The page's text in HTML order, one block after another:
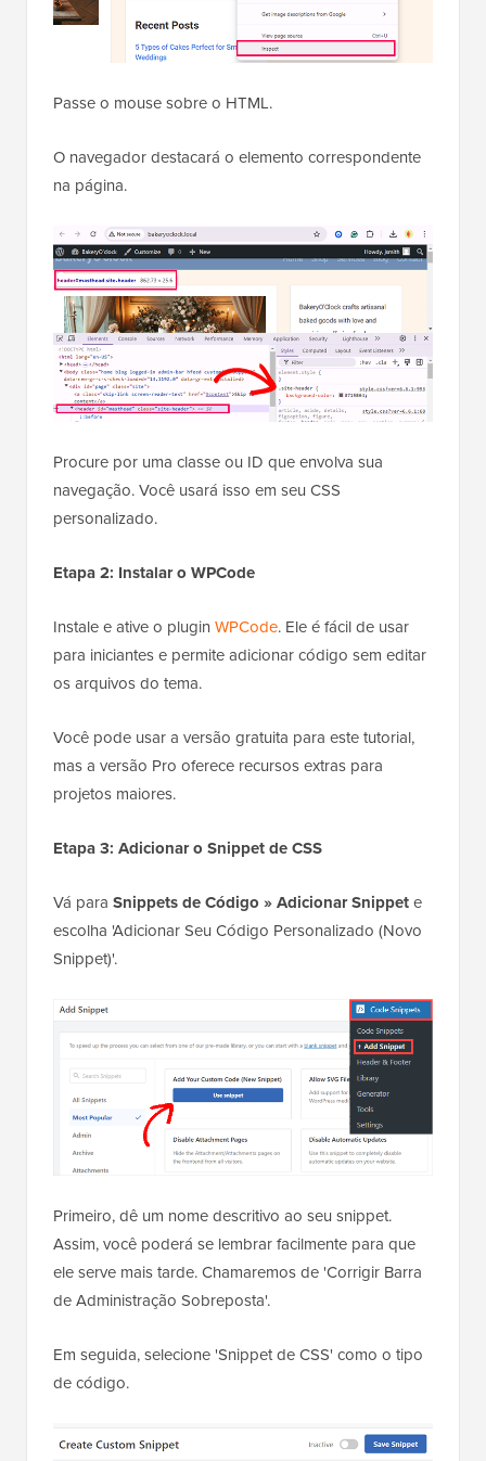
Passe o mouse sobre o HTML.
O navegador destacará o elemento correspondente
na página.
Procure por uma classe ou ID que envolva sua
navegação. Você usará isso em seu CSS
personalizado.
Etapa 2: Instalar o WPCode
Instale e ative o plugin WPCode. Ele é fácil de usar
para iniciantes e permite adicionar código sem editar
os arquivos do tema.
Você pode usar a versão gratuita para este tutorial,
mas a versão Pro oferece recursos extras para
projetos maiores.
Etapa 3: Adicionar o Snippet de CSS
Vá para Snippets de Código » Adicionar Snippete
escolha 'Adicionar Seu Código Personalizado (Novo
Snippet)'.
Primeiro, dê um nome descritivo ao seu snippet.
Assim, você poderá se lembrar facilmente para que
ele serve mais tarde. Chamaremos de 'Corrigir Barra
de Administração Sobreposta'.
Em seguida, selecione 'Snippet de CSS' como o tipo
de código.